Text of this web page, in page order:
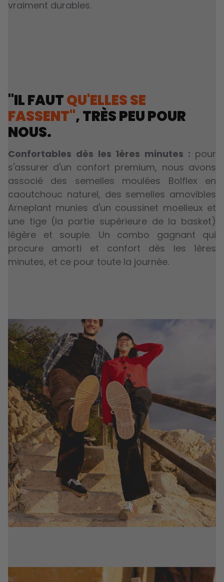
vraiment durables.
"IL FAUTQU'ELLES SE
FASSENT", TRÈS PEU POUR
NOUS.
Confortables dès les 1ères minutes : pour
s'assurer d'un confort premium, nous avons
associé des semelles moulées Bolflex en
caoutchouc naturel, des semelles amovibles
Arneplant munies d'un coussinet moelleux et
une tige (la partie supérieure de la basket)
légère et souple. Un combo gagnant qui
procure amorti et confort dès les 1ères
minutes, et ce pour toute la journée.